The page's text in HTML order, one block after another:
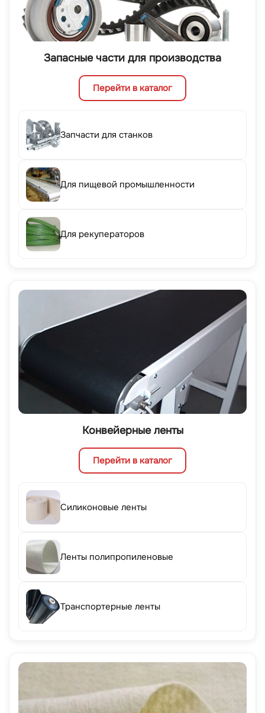
Запасные части для производства
Перейти в каталог
Запчасти для станков
Для пищевой промышленности
Для рекуператоров
Конвейерные ленты
Перейти в каталог
Силиконовые ленты
Ленты полипропиленовые
Транспортерные ленты